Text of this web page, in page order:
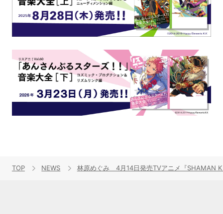
TOP NEWS 林原めぐみ 4月14日発売TVアニメ『SHAMAN